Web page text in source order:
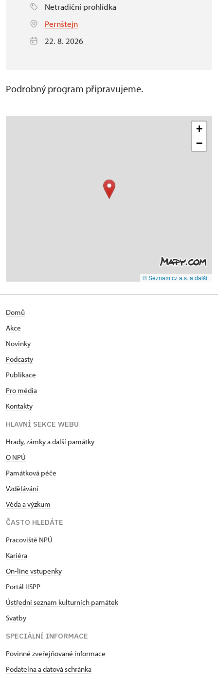
Netradiční prohlídka
Pernštejn
22. 8. 2026
Podrobný program připravujeme.
+
−
© Seznam.cz a.s. a další
Domů
Akce
Novinky
Podcasty
Publikace
Pro média
Kontakty
HLAVNÍ SEKCE WEBU
Hrady, zámky a další památky
O NPÚ
Památková péče
Vzdělávání
Věda a výzkum
ČASTO HLEDÁTE
Pracoviště NPÚ
Kariéra
On-line vstupenky
Portál IISPP
Ústřední seznam kulturních památek
Svatby
SPECIÁLNÍ INFORMACE
Povinně zveřejňované informace
Podatelna a datová schránka